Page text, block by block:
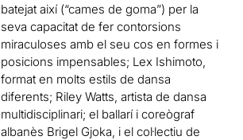
batejat així (“cames de goma”) per la
seva capacitat de fer contorsions
miraculoses amb el seu cos en formes i
posicions impensables; Lex Ishimoto,
format en molts estils de dansa
diferents; Riley Watts, artista de dansa
multidisciplinari; el ballarí i coreògraf
albanès Brigel Gjoka, i el col·lectiu de